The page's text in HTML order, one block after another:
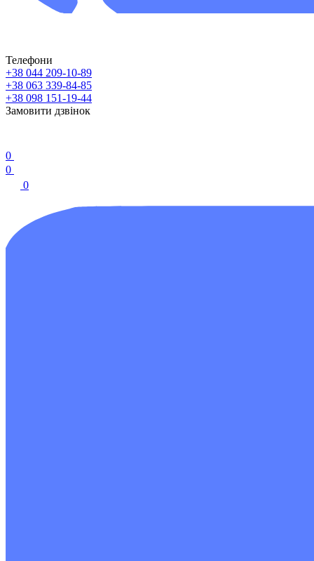
Телефони
+38 044 209-10-89
+38 063 339-84-85
+38 098 151-19-44
Замовити дзвінок
0
0
0